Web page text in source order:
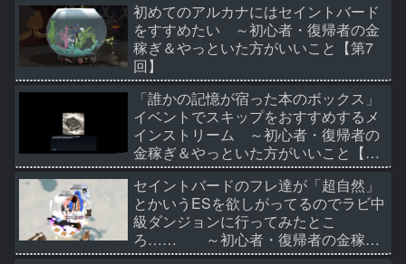
初めてのアルカナにはセイントバード
をすすめたい ～初心者・復帰者の金
稼ぎ＆やっといた方がいいこと【第7
回】
「誰かの記憶が宿った本のボックス」
イベントでスキップをおすすめするメ
インストリーム ～初心者・復帰者の
金稼ぎ＆やっといた方がいいこと【第
6回】
セイントバードのフレ達が「超自然」
とかいうESを欲しがってるのでラビ中
級ダンジョンに行ってみたとこ
ろ…… ～初心者・復帰者の金稼ぎ
＆やっといた方がいいこと【第5回】